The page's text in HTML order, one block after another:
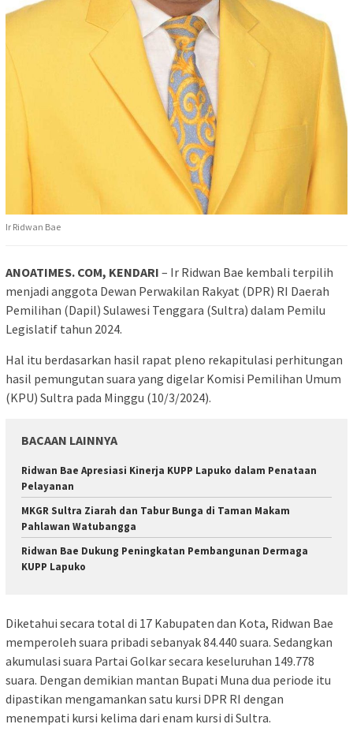
Ir Ridwan Bae
ANOATIMES. COM, KENDARI – Ir Ridwan Bae kembali terpilih
menjadi anggota Dewan Perwakilan Rakyat (DPR) RI Daerah
Pemilihan (Dapil) Sulawesi Tenggara (Sultra) dalam Pemilu
Legislatif tahun 2024.
Hal itu berdasarkan hasil rapat pleno rekapitulasi perhitungan
hasil pemungutan suara yang digelar Komisi Pemilihan Umum
(KPU) Sultra pada Minggu (10/3/2024).
BACAAN LAINNYA
Ridwan Bae Apresiasi Kinerja KUPP Lapuko dalam Penataan
Pelayanan
MKGR Sultra Ziarah dan Tabur Bunga di Taman Makam
Pahlawan Watubangga
Ridwan Bae Dukung Peningkatan Pembangunan Dermaga
KUPP Lapuko
Diketahui secara total di 17 Kabupaten dan Kota, Ridwan Bae
memperoleh suara pribadi sebanyak 84.440 suara. Sedangkan
akumulasi suara Partai Golkar secara keseluruhan 149.778
suara. Dengan demikian mantan Bupati Muna dua periode itu
dipastikan mengamankan satu kursi DPR RI dengan
menempati kursi kelima dari enam kursi di Sultra.